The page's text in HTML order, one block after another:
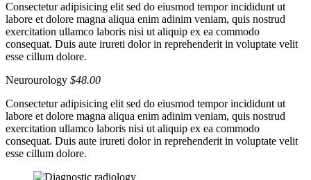
Consectetur adipisicing elit sed do eiusmod tempor incididunt ut
labore et dolore magna aliqua enim adinim veniam, quis nostrud
exercitation ullamco laboris nisi ut aliquip ex ea commodo
consequat. Duis aute irureti dolor in reprehenderit in voluptate velit
esse cillum dolore.
Neurourology $48.00
Consectetur adipisicing elit sed do eiusmod tempor incididunt ut
labore et dolore magna aliqua enim adinim veniam, quis nostrud
exercitation ullamco laboris nisi ut aliquip ex ea commodo
consequat. Duis aute irureti dolor in reprehenderit in voluptate velit
esse cillum dolore.